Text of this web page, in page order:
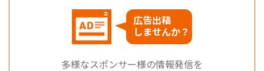
広告出稿
しませんか？
多様なスポンサー様の情報発信を